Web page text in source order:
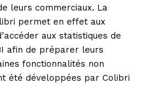
leurs commerciaux. La
permet en effet aux
aux statistiques de
afin de préparer leurs
fonctionnalités non
été développées par Colibri